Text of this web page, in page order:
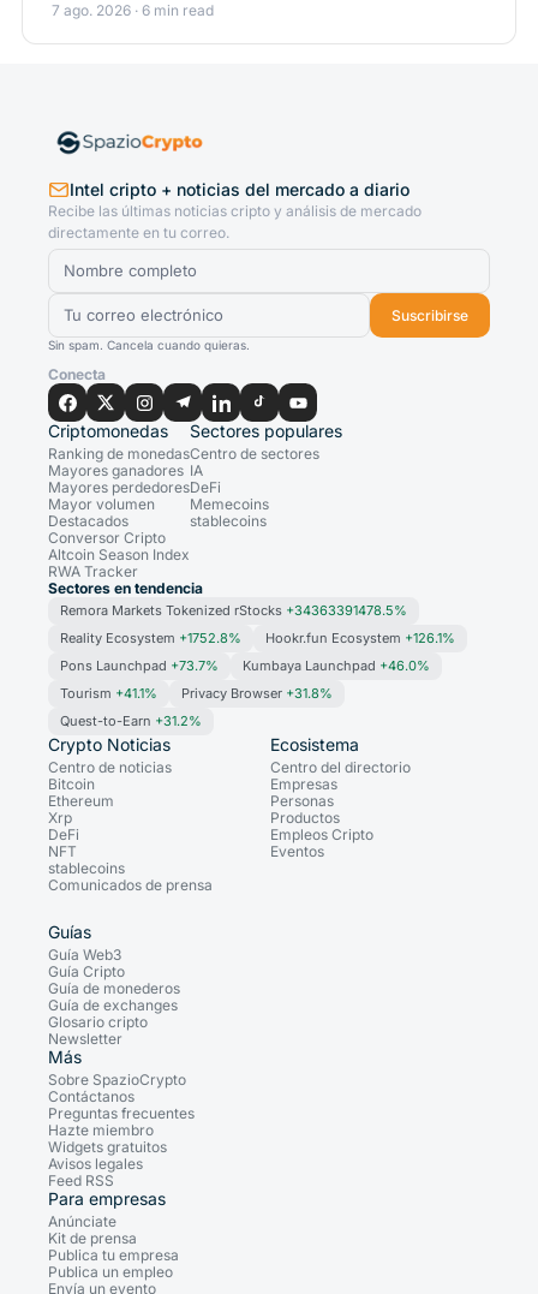
7 ago. 2026 · 6 min read
Intel cripto + noticias del mercado a diario
Recibe las últimas noticias cripto y análisis de mercado
directamente en tu correo.
Suscribirse
Sin spam. Cancela cuando quieras.
Conecta
Criptomonedas
Ranking de monedas
Mayores ganadores
Mayores perdedores
Mayor volumen
Destacados
Conversor Cripto
Altcoin Season Index
RWA Tracker
Sectores populares
Centro de sectores
IA
DeFi
Memecoins
stablecoins
Sectores en tendencia
Remora Markets Tokenized rStocks +34363391478.5%
Reality Ecosystem +1752.8% Hookr.fun Ecosystem +126.1%
Pons Launchpad +73.7% Kumbaya Launchpad +46.0%
Tourism +41.1% Privacy Browser +31.8%
Quest-to-Earn +31.2%
Crypto Noticias
Centro de noticias
Bitcoin
Ethereum
Xrp
DeFi
NFT
stablecoins
Comunicados de prensa
Ecosistema
Centro del directorio
Empresas
Personas
Productos
Empleos Cripto
Eventos
Guías
Guía Web3
Guía Cripto
Guía de monederos
Guía de exchanges
Glosario cripto
Newsletter
Más
Sobre SpazioCrypto
Contáctanos
Preguntas frecuentes
Hazte miembro
Widgets gratuitos
Avisos legales
Feed RSS
Para empresas
Anúnciate
Kit de prensa
Publica tu empresa
Publica un empleo
Envía un evento